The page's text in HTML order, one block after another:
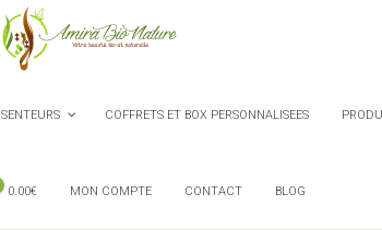
SENTEURS COFFRETS ET BOX PERSONNALISEES
0.00€ MON COMPTE CONTACT BLOG